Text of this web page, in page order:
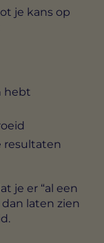
je kans op
hebt
resultaten
je er “al een
laten zien